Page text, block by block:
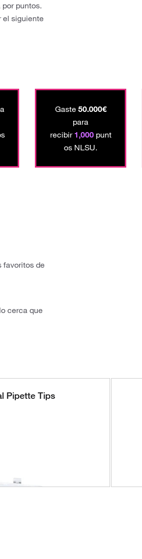
puntos.
el siguiente
Gaste 50.000€
para
recibir 1,000punt
os NLSU.
favoritos de
cerca que
Pipette Tips